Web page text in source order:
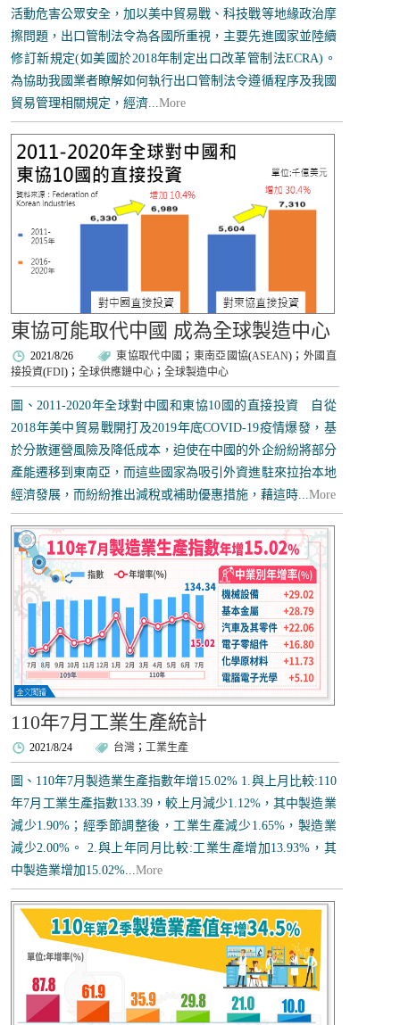
活動危害公眾安全，加以美中貿易戰、科技戰等地緣政治摩
擦問題，出口管制法令為各國所重視，主要先進國家並陸續
修訂新規定(如美國於2018年制定出口改革管制法ECRA)。
為協助我國業者瞭解如何執行出口管制法令遵循程序及我國
貿易管理相關規定，經濟...More
東協可能取代中國 成為全球製造中心
2021/8/26 東協取代中國 ； 東南亞國協(ASEAN)； 外國直
接投資(FDI)；全球供應鏈中心 ；全球製造中心
圖、2011-2020年全球對中國和東協10國的直接投資 自從
2018年美中貿易戰開打及2019年底COVID-19疫情爆發，基
於分散運營風險及降低成本，迫使在中國的外企紛紛將部分
產能遷移到東南亞，而這些國家為吸引外資進駐來拉抬本地
經濟發展，而紛紛推出減稅或補助優惠措施，藉這時...More
110年7月工業生產統計
2021/8/24 台灣 ；工業生產
圖、110年7月製造業生產指數年增15.02% 1.與上月比較:110
年7月工業生產指數133.39，較上月減少1.12%，其中製造業
減少1.90%；經季節調整後，工業生產減少1.65%，製造業
減少2.00%。 2.與上年同月比較:工業生產增加13.93%，其
中製造業增加15.02%...More